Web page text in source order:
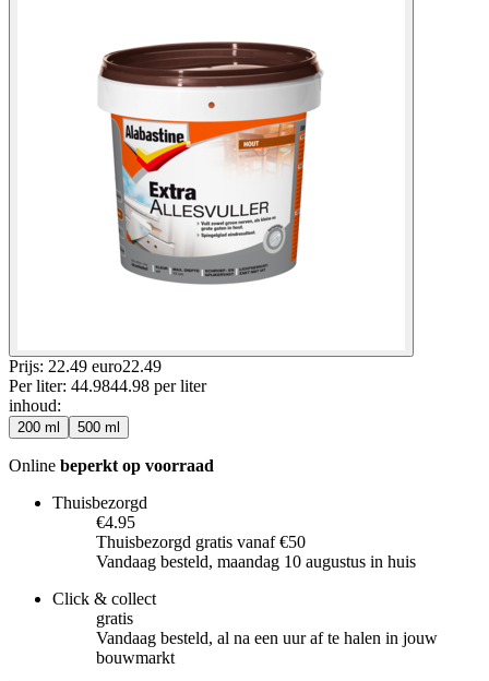
Prijs: 22.49 euro22.49
Per liter: 44.9844.98 per liter
inhoud:
200 ml 500 ml
Online beperkt op voorraad
Thuisbezorgd
€4.95
Thuisbezorgd gratis vanaf €50
Vandaag besteld, maandag 10 augustus in huis
Click & collect
gratis
Vandaag besteld, al na een uur af te halen in jouw
bouwmarkt